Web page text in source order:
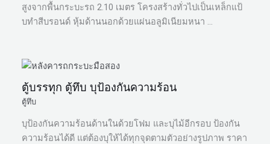
สูงจากพื้นกระบะรถ 2.10 เมตร โครงสร้างทั่วไปเป็นเหล็กแป้
บทำสีบรอนด์ หุ้มด้านนอกด้วยแผ่นอลูมิเนียมหนา …
ตู้บรรทุก ตู้ทึบ บุป้องกันความร้อน
ตู้ทึบ
บุป้องกันความร้อนด้านในด้วยโฟม และบุไม้อีกรอบ ป้องกัน
ความร้อนได้ดี แต่ต้องบุให้ได้ทุกจุดตามตัวอย่างรูปภาพ ราคา